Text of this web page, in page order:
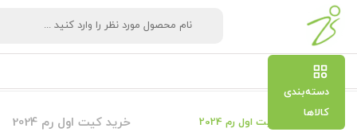
دسته‌بندی
کالاها
خرید کیت اول رم 2024 خرید کیت اول رم 2024